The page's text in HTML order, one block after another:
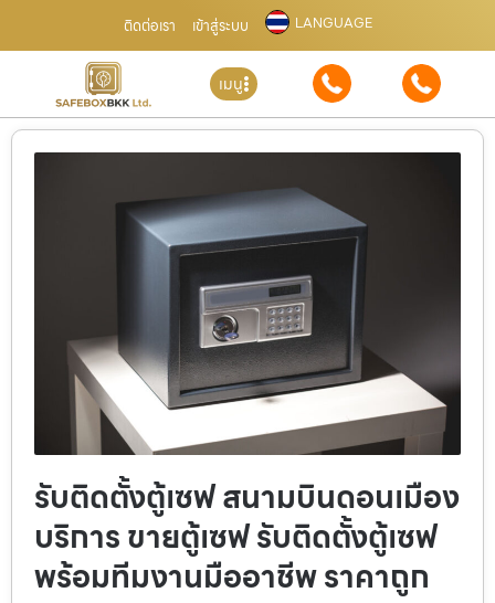
ติดต่อเรา เข้าสู่ระบบ LANGUAGE
เมนู
รับติดตั้งตู้เซฟ สนามบินดอนเมือง
บริการ ขายตู้เซฟ รับติดตั้งตู้เซฟ
พร้อมทีมงานมืออาชีพ ราคาถูก